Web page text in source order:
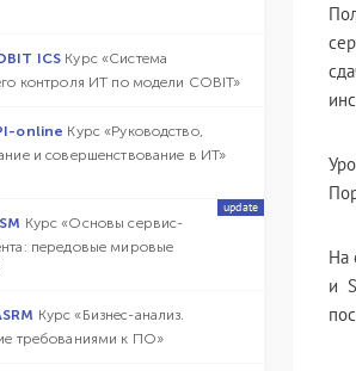
ICS Курс «Система
контроля ИТ по модели COBIT»
online Курс «Руководство,
и совершенствование в ИТ»
Курс «Основы сервис-
передовые мировые
update
Курс «Бизнес-анализ.
требованиями к ПО»
На
и